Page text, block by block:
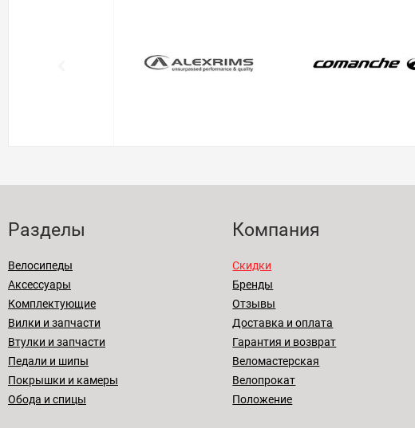
Разделы
Велосипеды
Аксессуары
Комплектующие
Вилки и запчасти
Втулки и запчасти
Педали и шипы
Покрышки и камеры
Обода и спицы
Компания
Скидки
Бренды
Отзывы
Доставка и оплата
Гарантия и возврат
Веломастерская
Велопрокат
Положение